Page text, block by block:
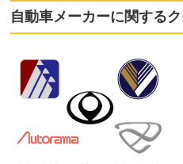
自動車メーカーに関する